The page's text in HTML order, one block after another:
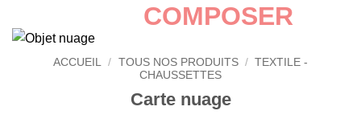
ACCUEIL / TOUS NOS PRODUITS / TEXTILE -
CHAUSSETTES
Carte nuage